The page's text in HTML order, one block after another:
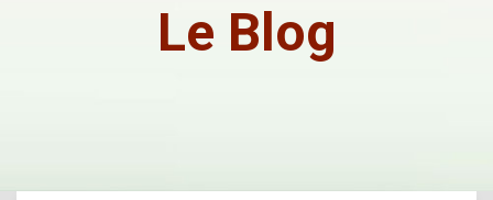
Le Blog